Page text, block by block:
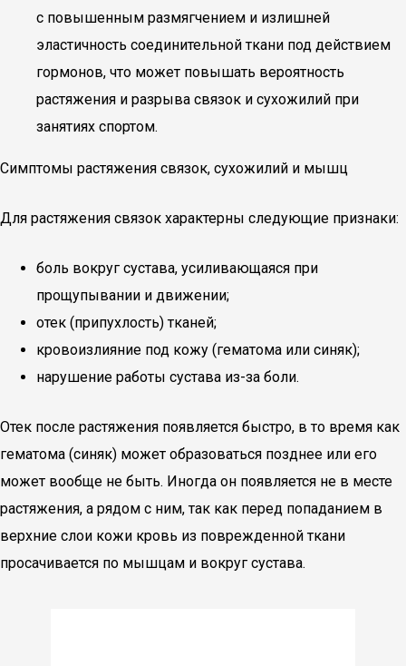
с повышенным размягчением и излишней
эластичность соединительной ткани под действием
гормонов, что может повышать вероятность
растяжения и разрыва связок и сухожилий при
занятиях спортом.
Симптомы растяжения связок, сухожилий и мышц
Для растяжения связок характерны следующие признаки:
боль вокруг сустава, усиливающаяся при
прощупывании и движении;
отек (припухлость) тканей;
кровоизлияние под кожу (гематома или синяк);
нарушение работы сустава из-за боли.
Отек после растяжения появляется быстро, в то время как
гематома (синяк) может образоваться позднее или его
может вообще не быть. Иногда он появляется не в месте
растяжения, а рядом с ним, так как перед попаданием в
верхние слои кожи кровь из поврежденной ткани
просачивается по мышцам и вокруг сустава.